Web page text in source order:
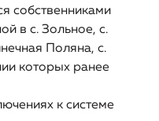
финансово-
регулируемой
основных
регулируемых
собственниками
в с. Зольное, с.
Поляна, с.
которых ранее
к системе